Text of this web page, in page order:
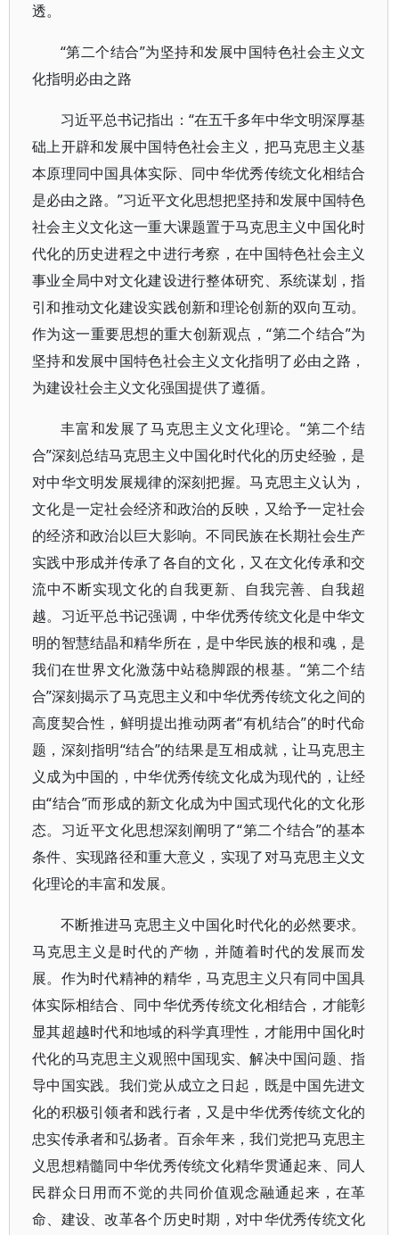
透。
“第二个结合”为坚持和发展中国特色社会主义文
化指明必由之路
习近平总书记指出：“在五千多年中华文明深厚基
础上开辟和发展中国特色社会主义，把马克思主义基
本原理同中国具体实际、同中华优秀传统文化相结合
是必由之路。”习近平文化思想把坚持和发展中国特色
社会主义文化这一重大课题置于马克思主义中国化时
代化的历史进程之中进行考察，在中国特色社会主义
事业全局中对文化建设进行整体研究、系统谋划，指
引和推动文化建设实践创新和理论创新的双向互动。
作为这一重要思想的重大创新观点，“第二个结合”为
坚持和发展中国特色社会主义文化指明了必由之路，
为建设社会主义文化强国提供了遵循。
丰富和发展了马克思主义文化理论。“第二个结
合”深刻总结马克思主义中国化时代化的历史经验，是
对中华文明发展规律的深刻把握。马克思主义认为，
文化是一定社会经济和政治的反映，又给予一定社会
的经济和政治以巨大影响。不同民族在长期社会生产
实践中形成并传承了各自的文化，又在文化传承和交
流中不断实现文化的自我更新、自我完善、自我超
越。习近平总书记强调，中华优秀传统文化是中华文
明的智慧结晶和精华所在，是中华民族的根和魂，是
我们在世界文化激荡中站稳脚跟的根基。“第二个结
合”深刻揭示了马克思主义和中华优秀传统文化之间的
高度契合性，鲜明提出推动两者“有机结合”的时代命
题，深刻指明“结合”的结果是互相成就，让马克思主
义成为中国的，中华优秀传统文化成为现代的，让经
由“结合”而形成的新文化成为中国式现代化的文化形
态。习近平文化思想深刻阐明了“第二个结合”的基本
条件、实现路径和重大意义，实现了对马克思主义文
化理论的丰富和发展。
不断推进马克思主义中国化时代化的必然要求。
马克思主义是时代的产物，并随着时代的发展而发
展。作为时代精神的精华，马克思主义只有同中国具
体实际相结合、同中华优秀传统文化相结合，才能彰
显其超越时代和地域的科学真理性，才能用中国化时
代化的马克思主义观照中国现实、解决中国问题、指
导中国实践。我们党从成立之日起，既是中国先进文
化的积极引领者和践行者，又是中华优秀传统文化的
忠实传承者和弘扬者。百余年来，我们党把马克思主
义思想精髓同中华优秀传统文化精华贯通起来、同人
民群众日用而不觉的共同价值观念融通起来，在革
命、建设、改革各个历史时期，对中华优秀传统文化